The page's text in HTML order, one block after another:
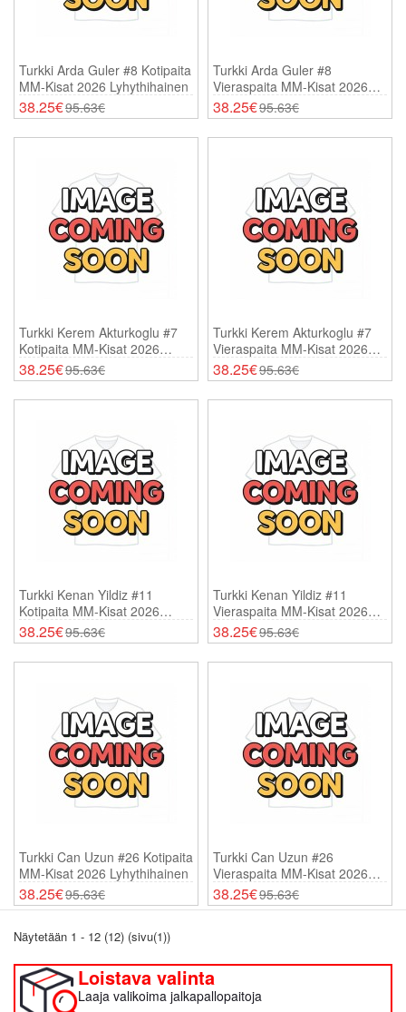
Turkki Arda Guler #8 Kotipaita
MM-Kisat 2026 Lyhythihainen
38.25€95.63€
Turkki Arda Guler #8
Vieraspaita MM-Kisat 2026
Lyhythihainen
38.25€95.63€
Turkki Kerem Akturkoglu #7
Kotipaita MM-Kisat 2026
Lyhythihainen
38.25€95.63€
Turkki Kerem Akturkoglu #7
Vieraspaita MM-Kisat 2026
Lyhythihainen
38.25€95.63€
Turkki Kenan Yildiz #11
Kotipaita MM-Kisat 2026
Lyhythihainen
38.25€95.63€
Turkki Kenan Yildiz #11
Vieraspaita MM-Kisat 2026
Lyhythihainen
38.25€95.63€
Turkki Can Uzun #26 Kotipaita
MM-Kisat 2026 Lyhythihainen
38.25€95.63€
Turkki Can Uzun #26
Vieraspaita MM-Kisat 2026
Lyhythihainen
38.25€95.63€
Näytetään 1 - 12 (12) (sivu(1))
Loistava valinta
Laaja valikoima jalkapallopaitoja